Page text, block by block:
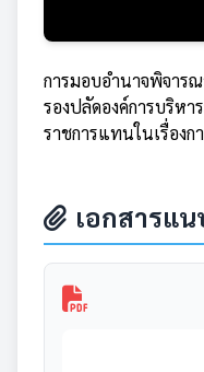
การมอบอำนาจพิจาร
รองปลัดองค์การบริห
ราชการแทนในเรื่องก
เอกสารแน